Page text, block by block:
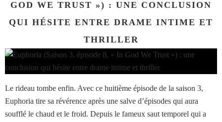
GOD WE TRUST ») : UNE CONCLUSION
QUI HÉSITE ENTRE DRAME INTIME ET
THRILLER
Le rideau tombe enfin. Avec ce huitième épisode de la saison 3,
Euphoria tire sa révérence après une salve d’épisodes qui aura
soufflé le chaud et le froid. Depuis le fameux saut temporel qui a